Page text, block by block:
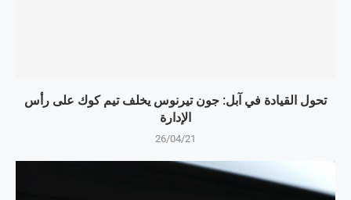
تحول القيادة في آبل: جون تيرنوس يخلف تيم كوك على رأس
الإدارة
26/04/21